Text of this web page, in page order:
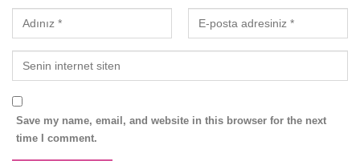
Save my name, email, and website in this browser for the next
time I comment.